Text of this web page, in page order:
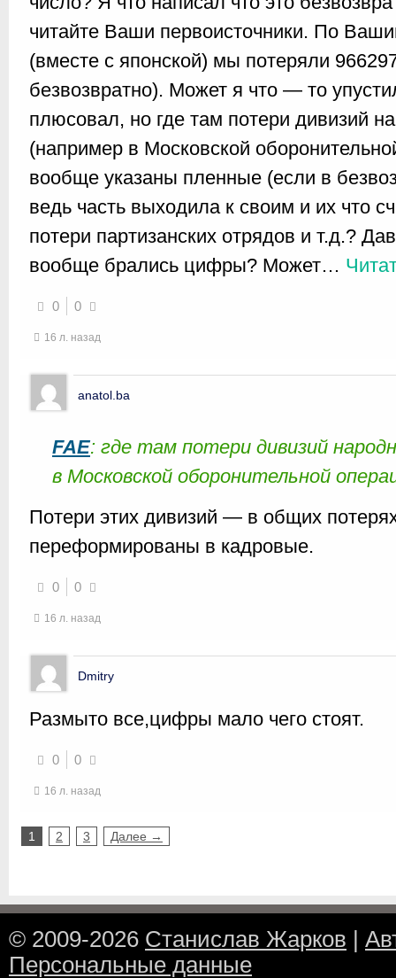
читайте Ваши первоисточники. По
(вместе с японской) мы потеряли
безвозвратно). Может я что — то
плюсовал, но где там потери дивизий
(например в Московской
вообще указаны пленные (если в
ведь часть выходила к своим и их что
потери партизанских отрядов и т.д.?
вообще брались цифры? Может…
0 0
16 л. назад
anatol.ba
FAE: где там потери дивизий
в Московской оборонительной
Потери этих дивизий — в общих
переформированы в кадровые.
0 0
16 л. назад
Dmitry
Размыто все,цифры мало чего стоят.
0 0
16 л. назад
1 2 3 Далее →
© 2009-2026 Станислав Жарков
Персональные данные